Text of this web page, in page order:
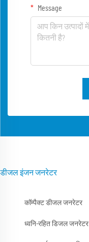
Message
डीजल इंजन जनरेटर
कॉम्पैक्ट डीजल जनरेटर
ध्वनि-रहित डिजल जनरेटर